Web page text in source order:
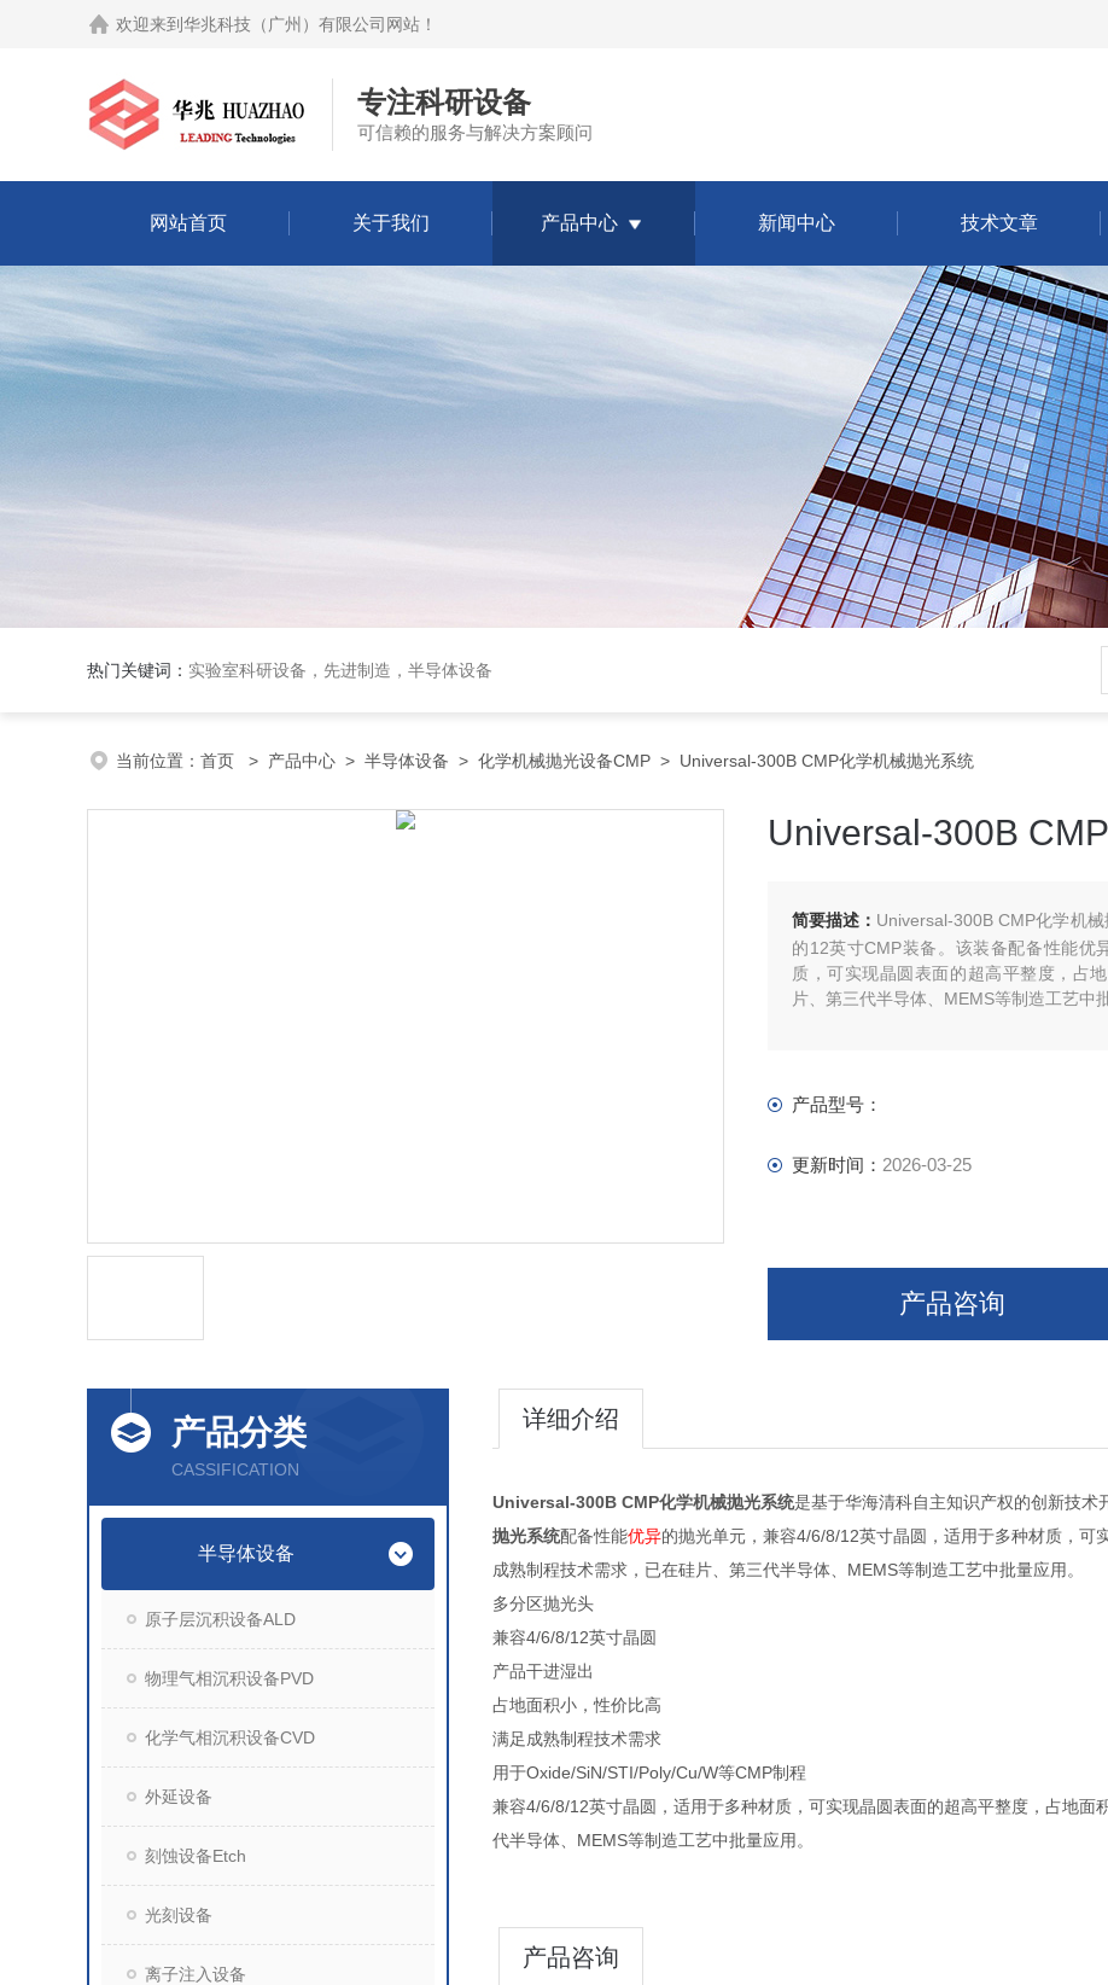
欢迎来到 华兆科技（广州）有限公司网站 ！
专注科研设备
可信赖的服务与解决方案顾问
网站首页 关于我们 产品中心 新闻中心 技术文章
热门关键词： 实验室科研设备，先进制造，半导体设备
当前位置： 首页 > 产品中心 > 半导体设备 > 化学机械抛光设备CMP > Universal-300B CMP化学机械抛光系统
Universal-300B
简要描述： Universal-300B CMP化学机
的12英寸CMP装备。该装备配备性能优
质，可实现晶圆表面的超高平整度，占
片、第三代半导体、MEMS等制造工艺中
产品型号：
更新时间： 2026-03-25
产品咨询
产品分类
CASSIFICATION
半导体设备
原子层沉积设备ALD
物理气相沉积设备PVD
化学气相沉积设备CVD
外延设备
刻蚀设备Etch
光刻设备
离子注入设备
详细介绍
Universal-300B CMP化学机械抛光系统是基于华海清科自主知识产权的创新技术
抛光系统配备性能优异的抛光单元，兼容4/6/8/12英寸晶圆，适用于多种材质，可
成熟制程技术需求，已在硅片、第三代半导体、
多分区抛光头
兼容4/6/8/12英寸晶圆
产品干进湿出
占地面积小，性价比高
满足成熟制程技术需求
用于Oxide/SiN/STI/Poly/Cu/W等CMP制程
兼容4/6/8/12英寸晶圆，适用于多种材质，可实现晶圆表面的超高平整度，占地
代半导体、MEMS等制造工艺中批量应用。
产品咨询